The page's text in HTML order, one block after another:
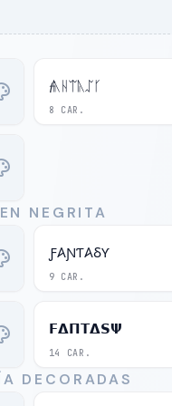
8 CAR.
𝓯ᚣᚺᛠᚣᛢᚴ
NEGRITA
9 CAR.
Ƒ𐤠ƝƬ𐤠ⳜƳ
14 CAR.
𝗙𝝙𝝥𝝩𝝙𝗦𝝭
DECORADAS